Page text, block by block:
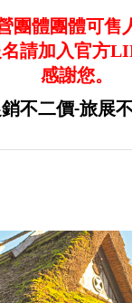
團體團體可售
請加入官方
感謝您。
不二價-旅展